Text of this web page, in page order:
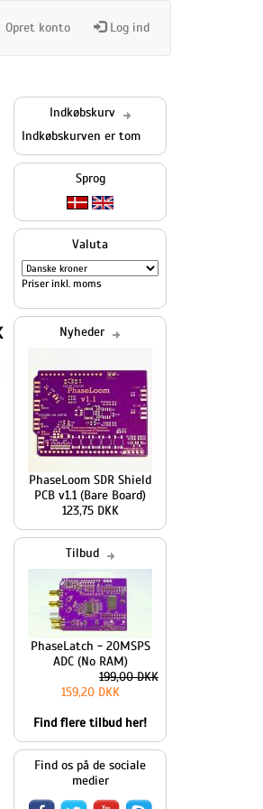
Opret konto Log ind
Indkøbskurv
Indkøbskurven er tom
Sprog
Valuta
Priser inkl. moms
Nyheder
PhaseLoom SDR Shield
PCB v1.1 (Bare Board)
123,75 DKK
Tilbud
PhaseLatch - 20MSPS
ADC (No RAM)
199,00 DKK
159,20 DKK
Find flere tilbud her!
Find os på de sociale
medier